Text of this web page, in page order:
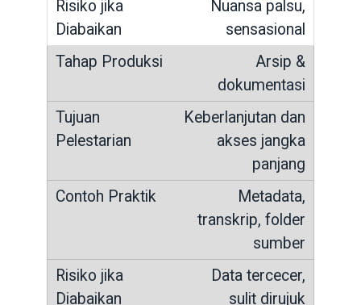
Nuansa palsu,
sensasional
Arsip &
dokumentasi
Keberlanjutan dan
akses jangka
panjang
Metadata,
transkrip, folder
sumber
Data tercecer,
sulit dirujuk